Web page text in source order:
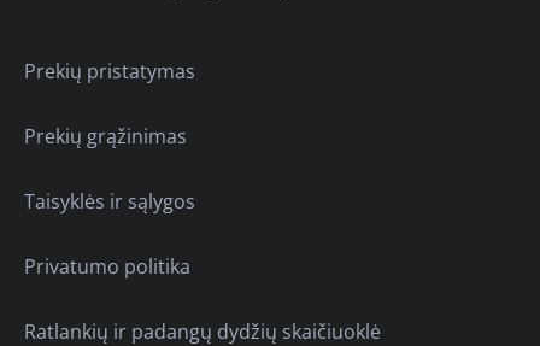
Prekių pristatymas
Prekių grąžinimas
Taisyklės ir sąlygos
Privatumo politika
Ratlankių ir padangų dydžių skaičiuoklė